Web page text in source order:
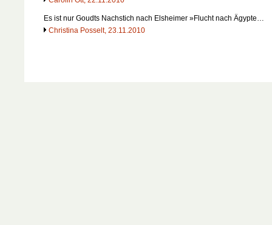
Es ist nur Goudts Nachstich nach Elsheimer »Flucht nach Ägypte…
Christina Posselt, 23.11.2010